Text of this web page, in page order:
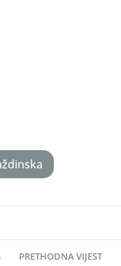
PRETHODNA VIJEST